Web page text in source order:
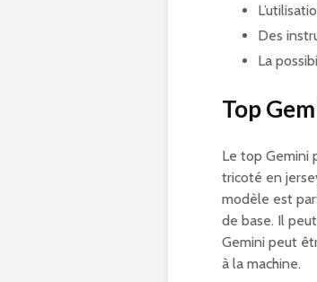
Des
La
Top
Le top Gemini
tricoté en
modèle est
de base. Il
Gemini peut
à la machine.